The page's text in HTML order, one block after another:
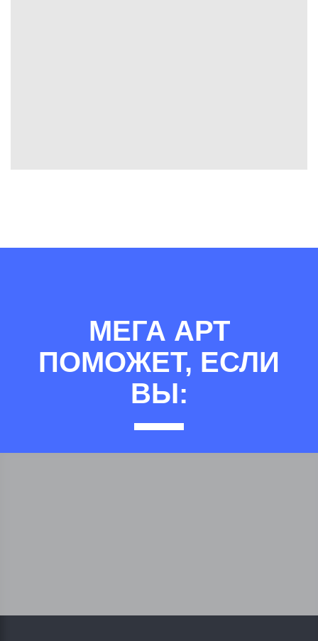
МЕГА АРТ
ПОМОЖЕТ, ЕСЛИ
ВЫ: